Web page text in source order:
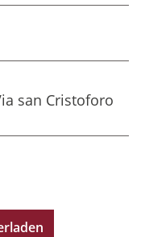
san Cristoforo